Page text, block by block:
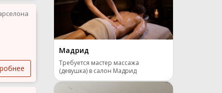
Мадрид
Требуется мастер массажа
(девушка) в салон Мадрид